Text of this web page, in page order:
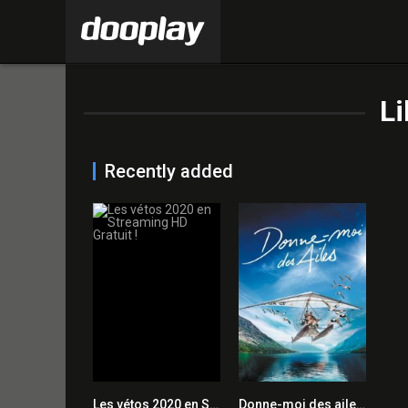
Recently added
Les vétos 2020 en Streaming HD Gratuit ! Donne-moi des ailes 2019 en Streaming HD Gratuit !